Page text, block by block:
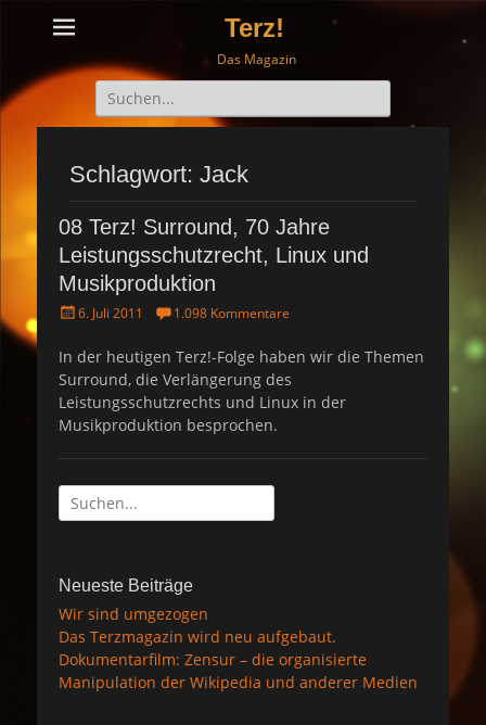
Terz!
Das Magazin
Suche
nach:
Schlagwort: Jack
08 Terz! Surround, 70 Jahre
Leistungsschutzrecht, Linux und
Musikproduktion
P
s
t
e
d
o
6. Juli 2011 1.098 Kommentare
In der heutigen Terz!-Folge haben wir die Themen
Surround, die Verlängerung des
Leistungsschutzrechts und Linux in der
Musikproduktion besprochen.
Suche
nach:
Neueste Beiträge
Wir sind umgezogen
Das Terzmagazin wird neu aufgebaut.
Dokumentarfilm: Zensur – die organisierte
Manipulation der Wikipedia und anderer Medien